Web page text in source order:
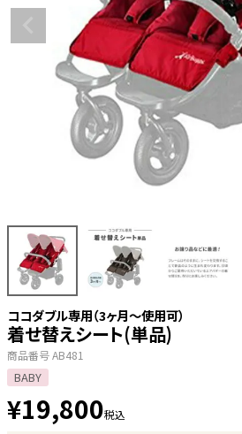
ココダブル専用（3ヶ月～使用可）
着せ替えシート(単品)
商品番号AB481
BABY
¥19,800税込